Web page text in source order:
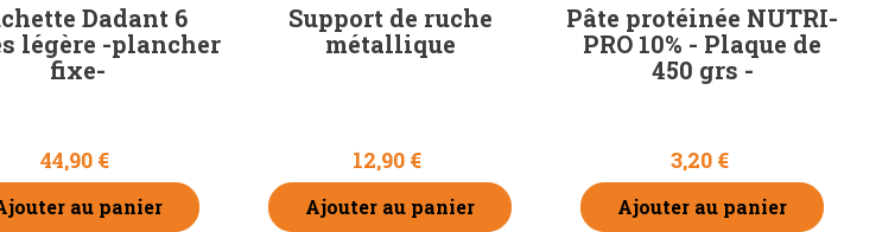
Dadant 6
légère -plancher
fixe-
44,90 €
au panier
Support de ruche
métallique
12,90 €
Ajouter au panier
Pâte protéinée NUTRI-
PRO 10% - Plaque de
450 grs -
3,20 €
Ajouter au panier